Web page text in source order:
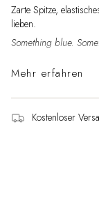
Zarte Spitze,
lieben.
Something blue.
Details:
– Handgefertigt &
– Feine Spitze &
Mehr erfahren
Kostenloser